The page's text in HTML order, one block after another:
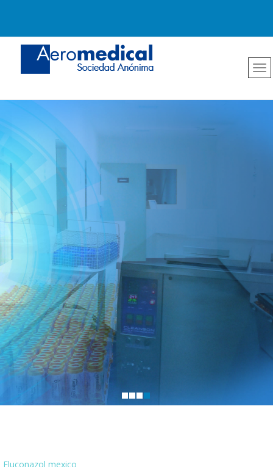
Fluconazol mexico